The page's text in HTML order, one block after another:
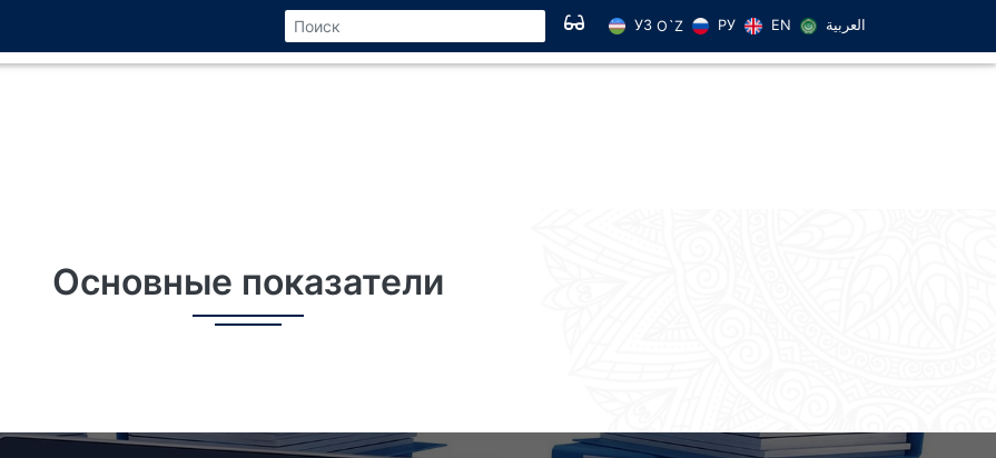
УЗ O`Z РУ EN العربية
Основные показатели